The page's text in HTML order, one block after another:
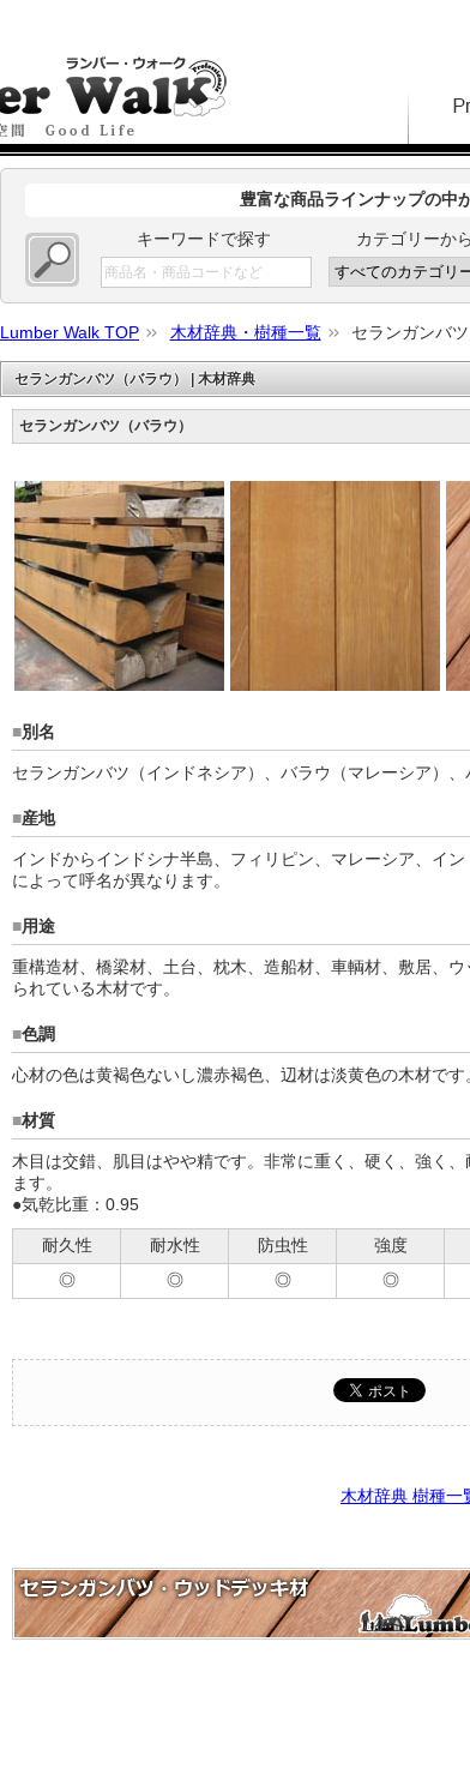
豊富な商品ラインナップの中
キーワードで探す カテゴリーか
Lumber Walk TOP 木材辞典・樹種一覧 セランガンバツ
セランガンバツ（バラウ） | 木材辞典
セランガンバツ（バラウ）
■別名
セランガンバツ（インドネシア）、バラウ（マレーシア）
■産地
インドからインドシナ半島、フィリピン、マレーシア、イ
によって呼名が異なります。
■用途
重構造材、橋梁材、土台、枕木、造船材、車輌材、敷居、
られている木材です。
■色調
心材の色は黄褐色ないし濃赤褐色、辺材は淡黄色の木材です
■材質
木目は交錯、肌目はやや精です。非常に重く、硬く、強く
ます。
●気乾比重：0.95
耐久性 耐水性 防虫性 強度
◎
◎ ◎ ◎
木材辞典 樹種一